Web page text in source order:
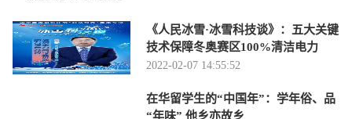
《人民冰雪·冰雪科技谈》：五大关键
技术保障冬奥赛区100%清洁电力
2022-02-07 14:55:52
在华留学生的“中国年”：学年俗、品
“年味” 他乡亦故乡